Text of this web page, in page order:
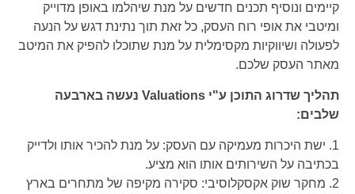
קיימים ונוסיף תכנים חדשים על מנת שיהלמו באופן מדוייק
ומיטבי את אופי רוח העסק, כל זאת תוך נתינת דגש על הנעה
לפעולה ושיווקיות מקסימלית על מנת שתוכלו להפיק את המיטב
מאתר העסק שלכם.
תהליך שדרוג התוכן ע"י Valuations נעשה בארבעה
שלבים:
1. ישת היכרות מעמיקה עם העסק: על מנת להכיר אותו ולדייק
בכתיבה על השירותים אותו הוא מציע.
2. מחקר שוק אקסקלוסיבי: סקירה מקיפה של מתחרים בארץ